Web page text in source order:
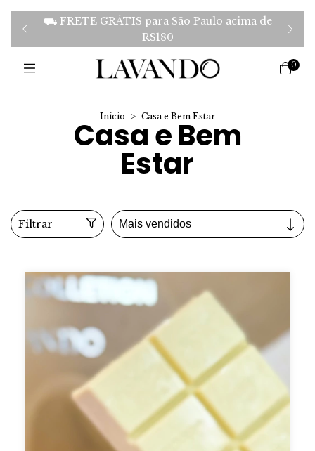
via
⛟ FRETE GRÁTIS para São Paulo acima de
R$180
0
Início > Casa e Bem Estar
Casa e Bem
Estar
Filtrar